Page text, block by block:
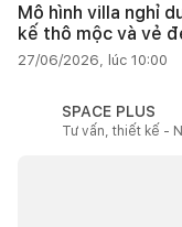
Mô hình villa nghỉ
kế thô mộc và vẻ
27/06/2026, lúc 10:00
SPACE PLUS
Tư vấn, thiết kế -